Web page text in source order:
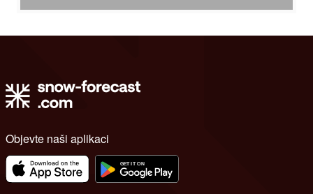
Objevte naši aplikaci